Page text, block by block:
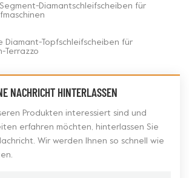
Segment-Diamantschleifscheiben für
Diamant-Topfschleifscheiben für
Terrazzo
NACHRICHT HINTERLASSEN
Produkten interessiert sind und
erfahren möchten, hinterlassen Sie
Wir werden Ihnen so schnell wie